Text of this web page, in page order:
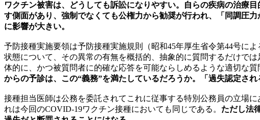
ワクチン被害は、どうしても訴訟になりやすい。自らの疾病の治療
す側面があり、強制でなくても公権力から勧奨が行われ、「同調圧
に影響が大きい。
予防接種実施要領は予防接種実施規則（昭和45年厚生省令第44号に
状態について、その異常の有無を概括的、抽象的に質問するだけで
体的に、かつ被質問者に的確な応答を可能ならしめるような適切な質
からの予診は、この“義務”を満たしているだろうか。「過失認定さ
接種担当医師は公務を委託されてこれに従事する特別公務員の立場
れは今回のCOVID-19ワクチン接種においても同じである。 ただし法